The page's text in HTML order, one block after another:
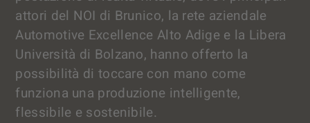
attori del NOI di Brunico, la rete aziendale
Automotive Excellence Alto Adige e la Libera
Università di Bolzano, hanno offerto la
possibilità di toccare con mano come
funziona una produzione intelligente,
flessibile e sostenibile.